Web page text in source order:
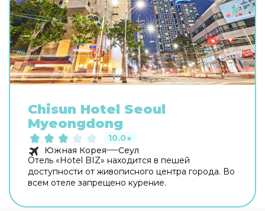
Chisun Hotel Seoul
Myeongdong
10.0★
Южная Корея
Сеул
Отель «Hotel BIZ» находится в пешей
доступности от живописного центра города. Во
всем отеле запрещено курение.